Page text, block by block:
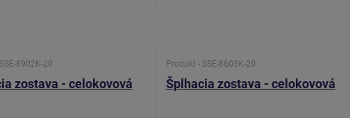
8902K-20
zostava - celokovová
Produkt - SSE-8603K-20
Šplhacia zostava - celokovová